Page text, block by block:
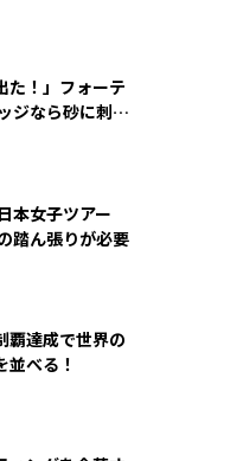
た！」フォーテ
ジなら砂に刺さ
本女子ツアー
足の踏ん張りが必要
覇達成で世界の
並べる！